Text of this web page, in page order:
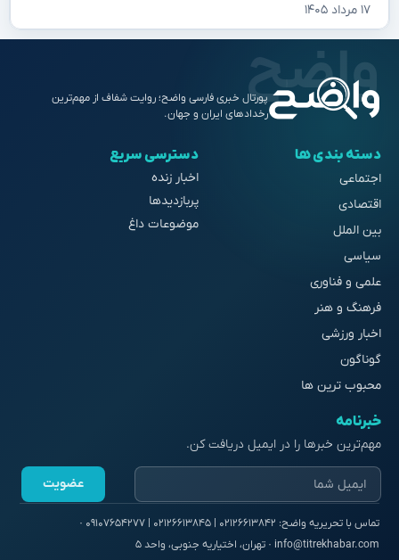
۱۷ مرداد ۱۴۰۵
پورتال خبری فارسی واضح؛ روایت شفاف از مهم‌ترین
رخدادهای ایران و جهان.
دسته بندی ها
اجتماعی
اقتصادی
بین الملل
سیاسی
علمی و فناوری
فرهنگ و هنر
اخبار ورزشی
گوناگون
محبوب ترین ها
دسترسی سریع
اخبار زنده
پربازدیدها
موضوعات داغ
خبرنامه
مهم‌ترین خبرها را در ایمیل دریافت کن.
عضویت